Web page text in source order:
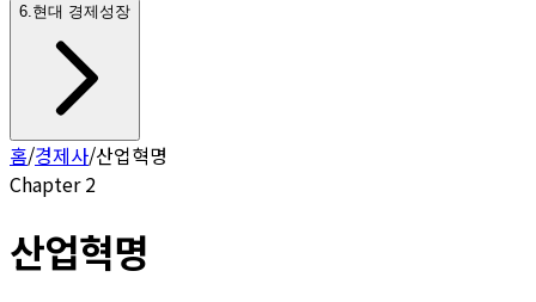
6 현대 경제성장
홈/경제사/산업혁명
Chapter2
산업혁명